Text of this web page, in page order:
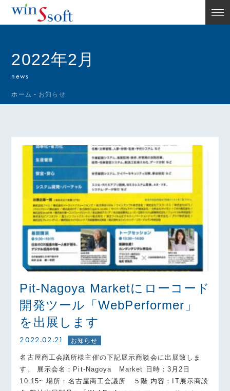
2022年2月
news
ホーム - お知らせ
Pit-Nagoya Marketにローコード
開発ツール「WebPerformer」
を出展します
2022.02.21 お知らせ
名古屋商工会議所様主催の下記展示商談会に出展致しま
す。 展示会名：Pit-Nagoya Market 日時：3月2日
10:15~ 場所：名古屋商工会議所 ５階 内容：IT展示商談